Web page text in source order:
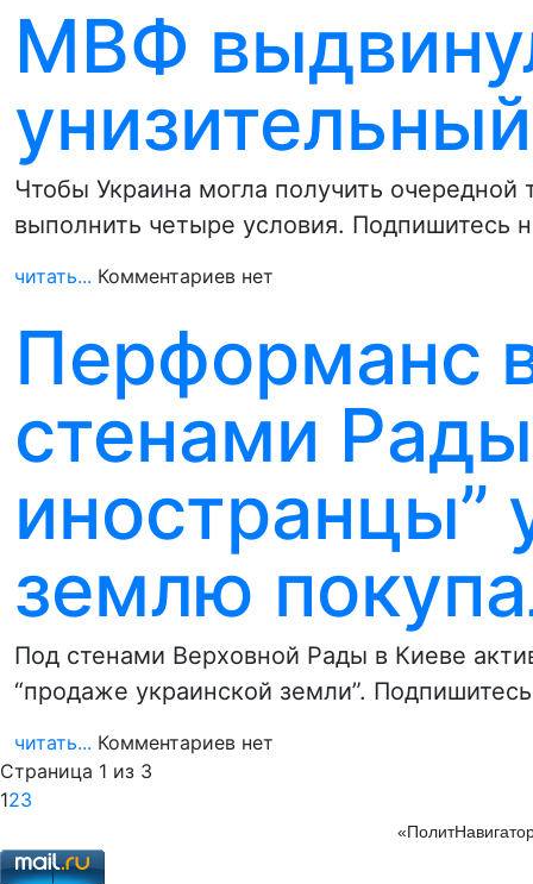
МВФ
Чтобы Украина могла получить
выполнить четыре условия. Подпишитесь
читать... Комментариев нет
Перформанс
стенами
иностранцы”
землю
Под стенами Верховной Рады в Киеве
“продаже украинской земли”.
читать... Комментариев нет
Страница 1 из 3
123